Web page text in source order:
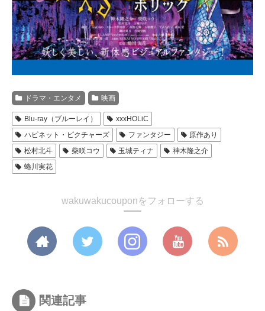
ドラマ・エンタメ 映画
Blu-ray（ブルーレイ）
xxxHOLiC
ハピネット・ピクチャーズ
ファンタジー
原作あり
松村北斗
柴咲コウ 玉城ティナ
神木隆之介
蜷川実花
wakuwakucouponをフォローする
関連記事